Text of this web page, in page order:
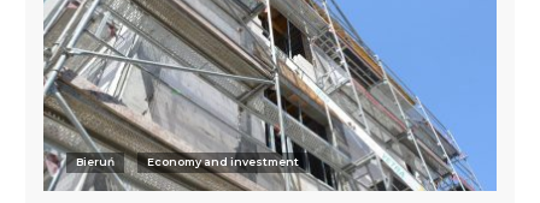
Bieruń Economy and investment